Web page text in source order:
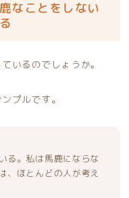
なことをしない
いるのでしょうか。
プルです。
る。私は馬鹿にならな
、ほとんどの人が考え